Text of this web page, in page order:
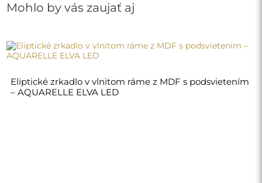
Mohlo by vás zaujať aj
Eliptické zrkadlo v vlnitom ráme z MDF s podsvietením
– AQUARELLE ELVA LED